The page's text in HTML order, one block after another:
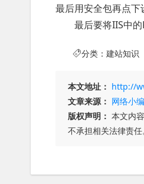
最后用安全包再点
最后要将IIS中
分类： 建站知识
本文地址： http://
文章来源： 网络小
版权声明： 本文内
不承担相关法律责